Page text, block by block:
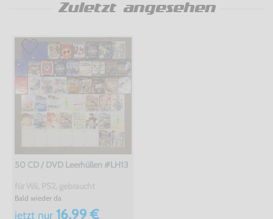
Zuletzt angesehen
50 CD / DVD Leerhüllen #LH13
Bald wieder da
jetzt nur16,99 €